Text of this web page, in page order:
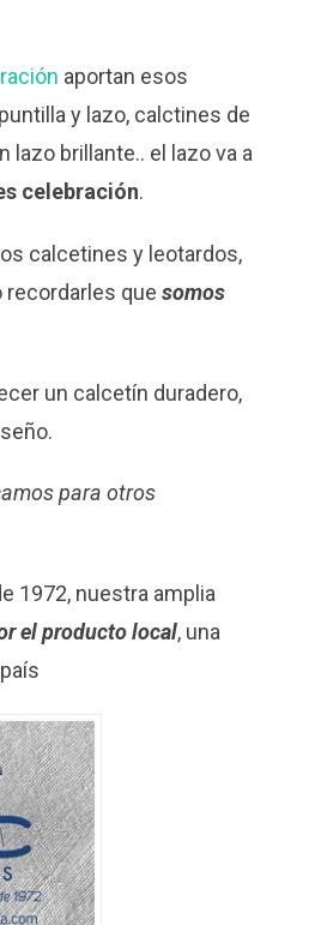
aportan esos
y lazo, calctines de
lazo brillante.. el lazo va a
celebración.
calcetines y leotardos,
recordarles que somos
un calcetín duradero,
para otros
1972, nuestra amplia
el producto local, una